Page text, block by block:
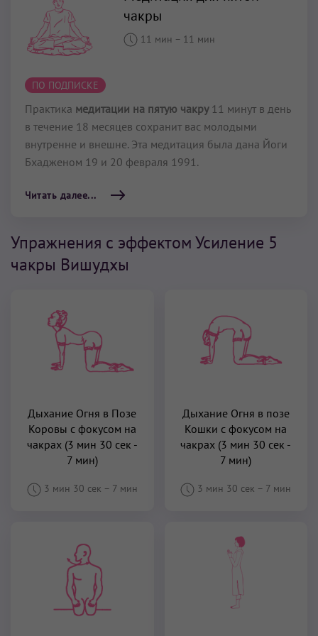
чакры
11 мин – 11 мин
ПО ПОДПИСКЕ
Практика медитации на пятую чакру11 минут в день
в течение 18 месяцев сохранит вас молодыми
внутренне и внешне. Эта медитация была дана Йоги
Бхадженом 19 и 20 февраля 1991.
Читать далее...
Упражнения с эффектом Усиление 5
чакры Вишудхы
Дыхание Огня в Позе
Коровы с фокусом на
чакрах (3 мин 30 сек -
7 мин)
3 мин 30 сек – 7 мин
Дыхание Огня в позе
Кошки с фокусом на
чакрах (3 мин 30 сек -
7 мин)
3 мин 30 сек – 7 мин